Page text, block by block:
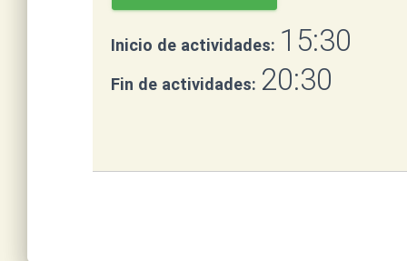
Inicio de actividades: 15:30
Fin de actividades: 20:30